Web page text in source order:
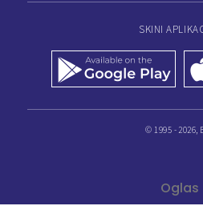
SKINI
© 1995 - 2026,